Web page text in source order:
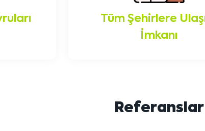
Tüm Şehirlere
İmkanı
Referanslar